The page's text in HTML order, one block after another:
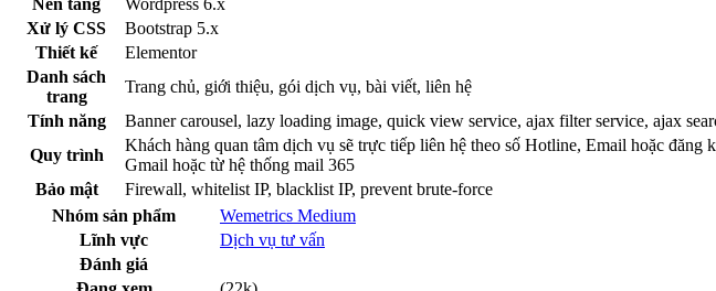
Xử lý CSS
Bootstrap 5.x
Thiết kế
Elementor
Danh sách
trang
Trang chủ, giới thiệu, gói dịch vụ, bài viết, liên hệ
Tính năng
Banner carousel, lazy loading image, quick view service, ajax filter service, ajax
Quy trình
Khách hàng quan tâm dịch vụ sẽ trực tiếp liên hệ theo số Hotline, Email hoặc
Gmail hoặc từ hệ thống mail 365
Bảo mật
Firewall, whitelist IP, blacklist IP, prevent brute-force
Nhóm sản phẩm
Wemetrics Medium
Lĩnh vực
Dịch vụ tư vấn
Đánh giá